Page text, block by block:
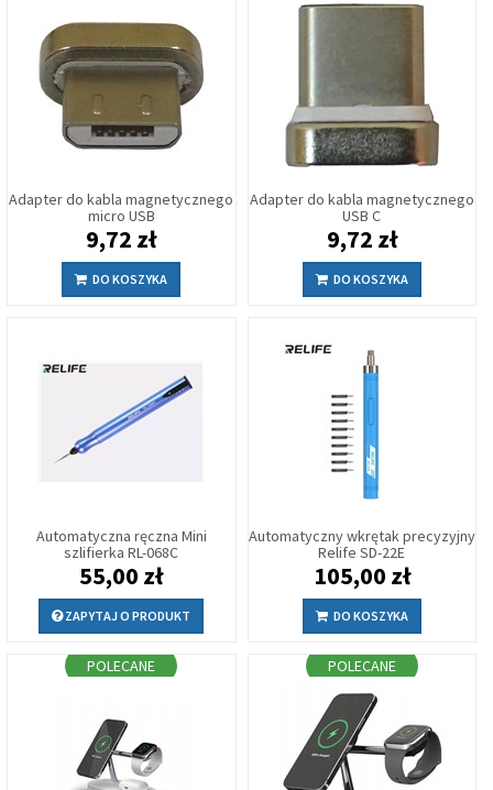
Adapter do kabla magnetycznego
micro USB
9,72 zł
DO KOSZYKA
Adapter do kabla magnetycznego
USB C
9,72 zł
DO KOSZYKA
Automatyczna ręczna Mini
szlifierka RL-068C
55,00 zł
ZAPYTAJ O PRODUKT
Automatyczny wkrętak precyzyjny
Relife SD-22E
105,00 zł
DO KOSZYKA
POLECANE POLECANE